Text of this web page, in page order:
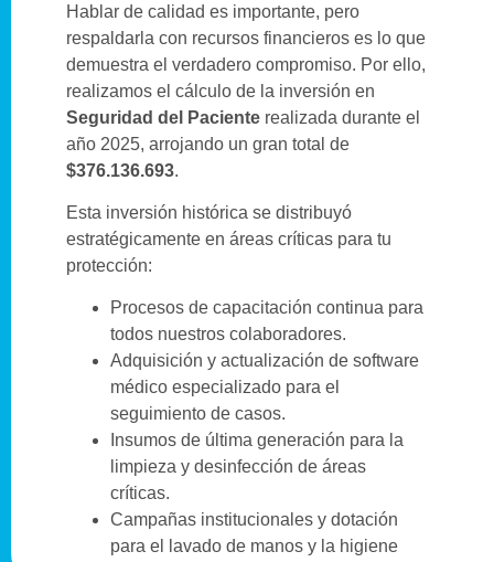
Hablar de calidad es importante, pero
respaldarla con recursos financieros es lo que
demuestra el verdadero compromiso. Por ello,
realizamos el cálculo de la inversión en
Seguridad del Paciente realizada durante el
año 2025, arrojando un gran total de
$376.136.693.
Esta inversión histórica se distribuyó
estratégicamente en áreas críticas para tu
protección:
Procesos de capacitación continua para
todos nuestros colaboradores.
Adquisición y actualización de software
médico especializado para el
seguimiento de casos.
Insumos de última generación para la
limpieza y desinfección de áreas
críticas.
Campañas institucionales y dotación
para el lavado de manos y la higiene